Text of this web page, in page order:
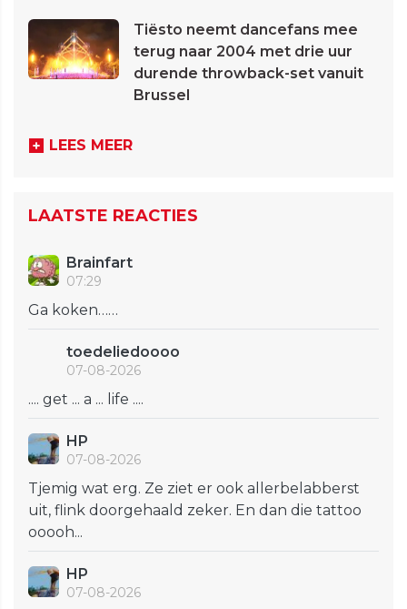
Tiësto neemt dancefans mee
terug naar 2004 met drie uur
durende throwback-set vanuit
Brussel
LEES MEER
LAATSTE REACTIES
Brainfart
07:29
Ga koken……
toedeliedoooo
07-08-2026
.... get ... a ... life ....
HP
07-08-2026
Tjemig wat erg. Ze ziet er ook allerbelabberst
uit, flink doorgehaald zeker. En dan die tattoo
ooooh...
HP
07-08-2026